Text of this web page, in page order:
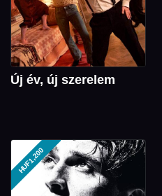
Új év, új szerelem
HUF1,200